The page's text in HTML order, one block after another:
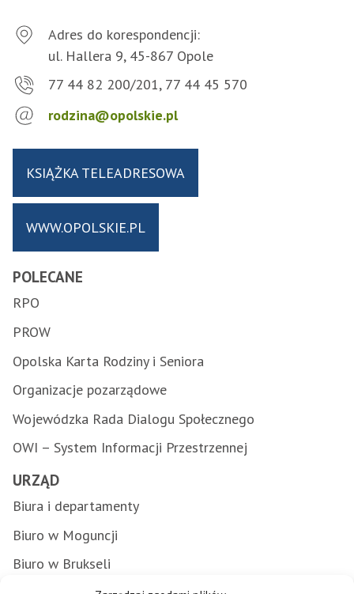
Adres do korespondencji:
ul. Hallera 9, 45-867 Opole
77 44 82 200/201, 77 44 45 570
rodzina@opolskie.pl
KSIĄŻKA TELEADRESOWA
WWW.OPOLSKIE.PL
POLECANE
RPO
PROW
Opolska Karta Rodziny i Seniora
Organizacje pozarządowe
Wojewódzka Rada Dialogu Społecznego
OWI – System Informacji Przestrzennej
URZĄD
Biura i departamenty
Biuro w Moguncji
Biuro w Brukseli